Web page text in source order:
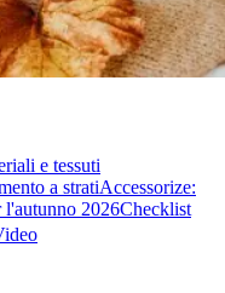
e tessuti
a stratiAccessorize:
l'autunno 2026Checklist